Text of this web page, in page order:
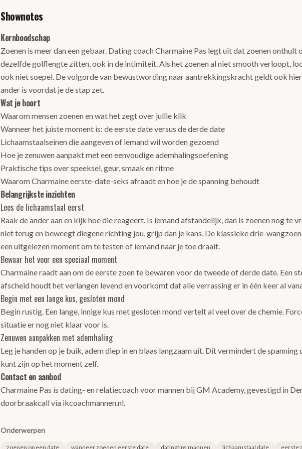
Shownotes
Kernboodschap
Zoenen is meer dan een gebaar. Dating coach Charmaine Pas legt uit dat zoenen onthult
dezelfde golflengte zitten, ook in de intimiteit. Als het zoenen al niet smooth verloopt,
ook niet soepel. De volgorde van bewustwording naar aantrekkingskracht geldt ook
ander is voordat je de stap zet.
Wat je hoort
Waarom mensen zoenen en wat het zegt over jullie klik
Wanneer het juiste moment is: de eerste date versus de derde date
Lichaamstaalseinen die aangeven of iemand wil worden gezoend
Hoe je zenuwen aanpakt met een eenvoudige ademhalingsoefening
Praktische tips over speeksel, geur, smaak en ritme
Waarom Charmaine eerste-date-seks afraadt en hoe je de spanning behoudt
Belangrijkste inzichten
Lees de lichaamstaal eerst
Raak de ander aan en kijk hoe die reageert. Is iemand afstandelijk, dan is zoenen nog te
niet terug en beweegt diegene richting jou, grijp dan je kans. De klassieke drie-
een uitgelezen moment om te testen of iemand naar je toe draait.
Bewaar het voor een speciaal moment
Charmaine raadt aan om de eerste zoen te bewaren voor de tweede of derde date. Een
afscheid houdt het verlangen levend en voorkomt dat alle verrassing er in één keer al
Begin met een lange kus, gesloten mond
Begin rustig. Een lange, innige kus met gesloten mond vertelt al veel over de chemie.
situatie er nog niet klaar voor is.
Zenuwen aanpakken met ademhaling
Leg je handen op je buik, adem diep in en blaas langzaam uit. Dit vermindert de
kunt zijn op het moment zelf.
Contact en aanbod
Charmaine Pas is dating- en relatiecoach voor mannen bij GM Academy, gevestigd in
doorbraakcall via ikcoachmannen.nl.
Onderwerpen
zoenen op een date wanneer zoenen eerste date datingtips mannen lichaamstaal date eerste